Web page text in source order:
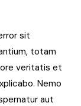
sit
totam
veritatis et
Nemo
aut